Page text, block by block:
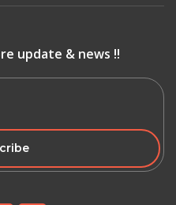
update & news !!